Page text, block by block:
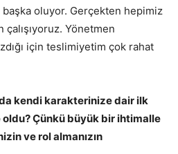
başka oluyor. Gerçekten hepimiz
Yönetmen
için teslimiyetim çok rahat
kendi karakterinize dair ilk
Çünkü büyük bir ihtimalle
ve rol almanızın